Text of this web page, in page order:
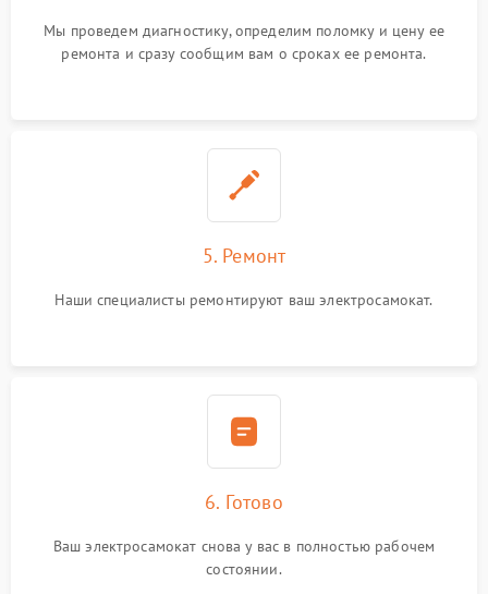
Мы проведем диагностику, определим поломку и цену ее
ремонта и сразу сообщим вам о сроках ее ремонта.
5. Ремонт
Наши специалисты ремонтируют ваш электросамокат.
6. Готово
Ваш электросамокат снова у вас в полностью рабочем
состоянии.